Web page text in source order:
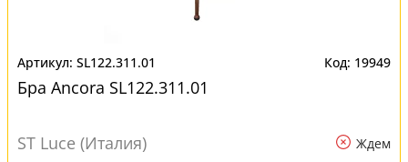
SL122.311.01 19949
Бра Ancora SL122.311.01
ST Luce (Италия) Ждем